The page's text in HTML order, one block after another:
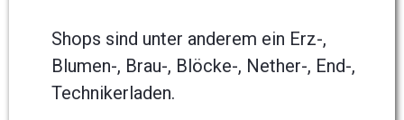
Shops sind unter anderem ein Erz-,
Blumen-, Brau-, Blöcke-, Nether-, End-,
Technikerladen.